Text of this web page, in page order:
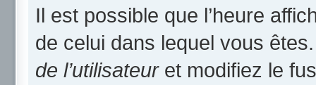
Il est possible que l’heure
de celui dans lequel vous
de l’utilisateuret modifiez le